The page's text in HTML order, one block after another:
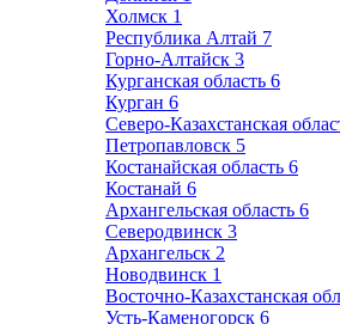
Холмск 1
Республика Алтай 7
Горно-Алтайск 3
Курганская область 6
Курган 6
Северо-Казахстанская
Петропавловск 5
Костанайская область 6
Костанай 6
Архангельская область 6
Северодвинск 3
Архангельск 2
Новодвинск 1
Восточно-Казахстанская
Усть-Каменогорск 6